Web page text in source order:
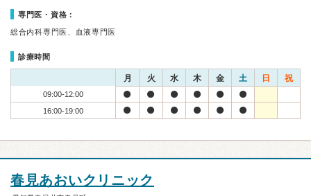
専門医・資格：
総合内科専門医、血液専門医
診療時間
月 火 水 木 金 土 日 祝
09:00-12:00
16:00-19:00
春見あおいクリニック